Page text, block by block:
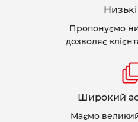
Пропонуємо
дозволяє
Широкий
Маємо